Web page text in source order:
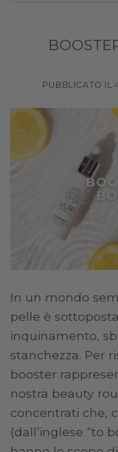
PUBBLICATO IL
In un mondo
pelle è
inquinamento,
stanchezza. Per
booster
nostra beauty
concentrati che,
(dall’inglese “to